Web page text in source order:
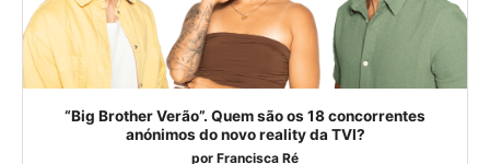
“Big Brother Verão”. Quem são os 18 concorrentes
anónimos do novo reality da TVI?
por Francisca Ré